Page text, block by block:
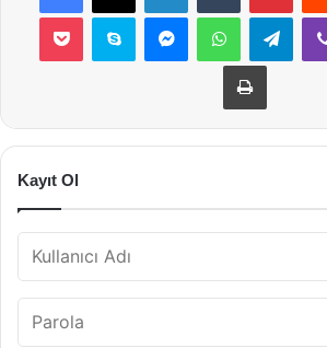
Pocket Skype MessengerWhatsApp
Yazdır
Kayıt Ol